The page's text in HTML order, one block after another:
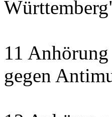
11
gegen